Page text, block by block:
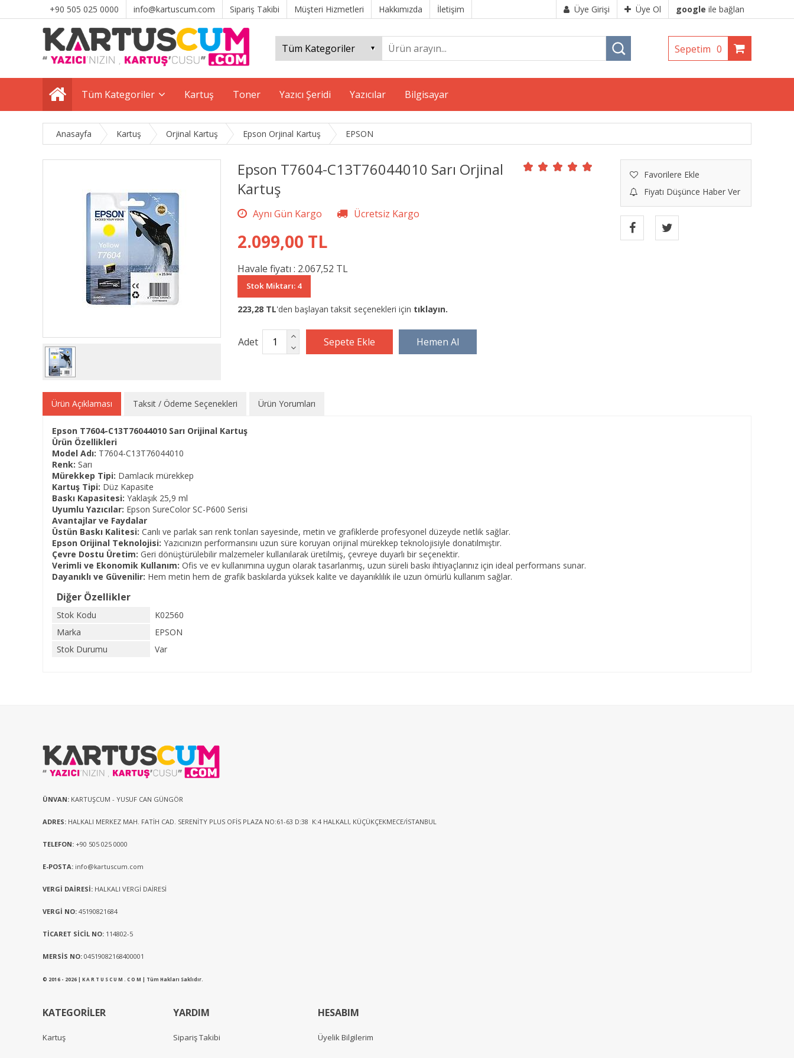
+90 505 025 0000 info@kartuscum.com Sipariş Takibi Müşteri Hizmetleri Hakkımızda İletişim Üye Girişi Üye Ol google ile bağlan
Sepetim 0
Tüm Kategoriler Kartuş Toner Yazıcı Şeridi Yazıcılar Bilgisayar
Anasayfa Kartuş Orjinal Kartuş Epson Orjinal Kartuş EPSON
Epson T7604-C13T76044010 Sarı Orjinal
Kartuş
Favorilere Ekle
Fiyatı Düşünce Haber Ver
2.099,00 TL
Havale fiyatı : 2.067,52 TL
Stok Miktarı: 4
223,28 TL'den başlayan taksit seçenekleri için tıklayın.
Adet
Ürün Açıklaması Taksit / Ödeme Seçenekleri Ürün Yorumları
Epson T7604-C13T76044010 Sarı Orijinal Kartuş
Ürün Özellikleri
Model Adı: T7604-C13T76044010
Renk: Sarı
Mürekkep Tipi: Damlacık mürekkep
Kartuş Tipi: Düz Kapasite
Baskı Kapasitesi: Yaklaşık 25,9 ml
Uyumlu Yazıcılar: Epson SureColor SC-P600 Serisi
Avantajlar ve Faydalar
Üstün Baskı Kalitesi: Canlı ve parlak sarı renk tonları sayesinde, metin ve grafiklerde profesyonel düzeyde netlik sağlar.
Epson Orijinal Teknolojisi: Yazıcınızın performansını uzun süre koruyan orijinal mürekkep teknolojisiyle donatılmıştır.
Çevre Dostu Üretim: Geri dönüştürülebilir malzemeler kullanılarak üretilmiş, çevreye duyarlı bir seçenektir.
Verimli ve Ekonomik Kullanım: Ofis ve ev kullanımına uygun olarak tasarlanmış, uzun süreli baskı ihtiyaçlarınız için ideal performans sunar.
Dayanıklı ve Güvenilir: Hem metin hem de grafik baskılarda yüksek kalite ve dayanıklılık ile uzun ömürlü kullanım sağlar.
Diğer Özellikler
Stok Kodu
K02560
Marka
EPSON
Stok Durumu
Var
ÜNVAN: KARTUŞCUM - YUSUF CAN GÜNGÖR
ADRES: HALKALI MERKEZ MAH. FATİH CAD. SERENİTY PLUS OFİS PLAZA NO:61-63 D:38 K:4 HALKALI, KÜÇÜKÇEKMECE/İSTANBUL
TELEFON: +90 505 025 0000
E-POSTA: info@kartuscum.com
VERGİ DAİRESİ: HALKALI VERGİ DAİRESİ
VERGİ NO: 45190821684
TİCARET SİCİL NO: 114802-5
MERSİS NO: 04519082168400001
© 2016 - 2026 | K A R T U S C U M . C O M | Tüm Hakları Saklıdır.
KATEGORİLER
Kartuş
YARDIM
Sipariş Takibi
HESABIM
Üyelik Bilgilerim